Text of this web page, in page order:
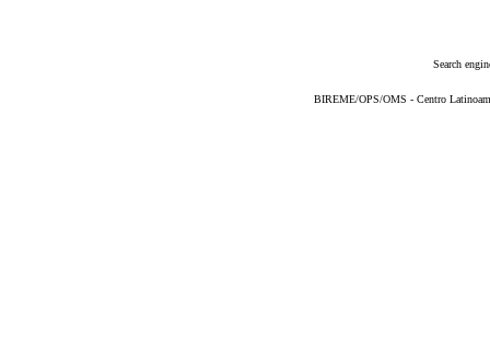
Search
BIREME/OPS/OMS - Centro